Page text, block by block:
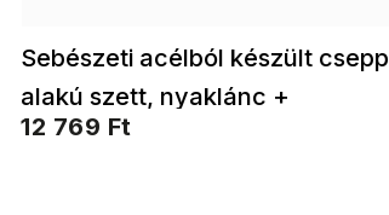
Sebészeti acélból készült csepp
alakú szett, nyaklánc +
fülbevaló smaragdzöld
12 769 Ft